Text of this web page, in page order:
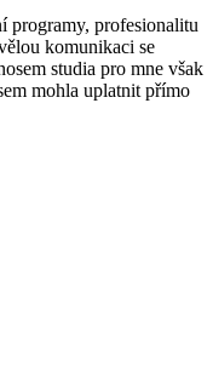
programy, profesionalitu
komunikaci se
studia pro mne však
mohla uplatnit přímo